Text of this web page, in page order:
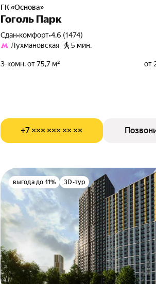
ГК «Основа»
Гоголь Парк
Сдан•комфорт•4.6 (1474)
Лухмановская
5 мин.
3-комн. от 75,7 м² от
+7 ××× ××× ×× ××
выгода до 11% 3D-тур